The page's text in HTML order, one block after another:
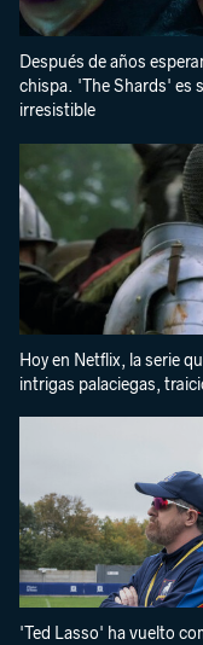
Después de años
chispa. 'The Shards' es
irresistible
Hoy en Netflix, la serie
intrigas palaciegas,
'Ted Lasso' ha vuelto